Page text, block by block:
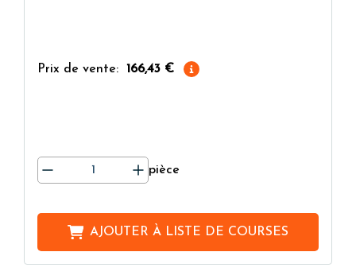
Prix de vente: 166,43 €
pièce
AJOUTER À LISTE DE COURSES